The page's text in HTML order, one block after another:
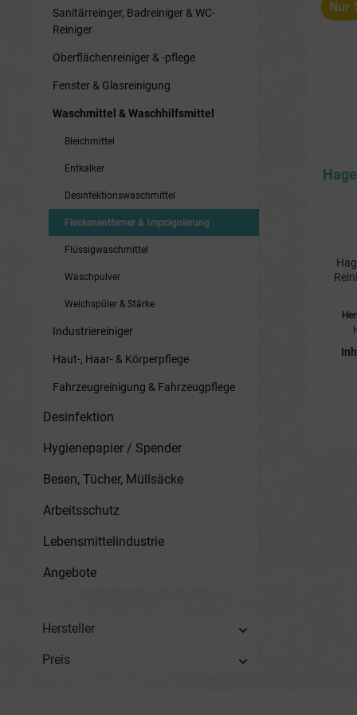
Sanitärreinger, Badreiniger & WC-
Reiniger
Oberflächenreiniger & -pflege
Fenster & Glasreinigung
Waschmittel & Waschhilfsmittel
Bleichmittel
Entkalker
Desinfektionswaschmittel
Fleckenentferner & Imprägnierung
Flüssigwaschmittel
Waschpulver
Weichspüler & Stärke
Industriereiniger
Haut-, Haar- & Körperpflege
Fahrzeugreinigung & Fahrzeugpflege
Desinfektion
Hygienepapier / Spender
Besen, Tücher, Müllsäcke
Arbeitsschutz
Lebensmittelindustrie
Angebote
Hersteller
Preis
Nur